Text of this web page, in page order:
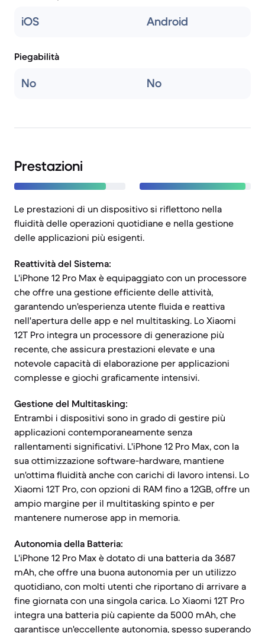
iOS Android
Piegabilità
No No
Prestazioni
Le prestazioni di un dispositivo si riflettono nella
fluidità delle operazioni quotidiane e nella gestione
delle applicazioni più esigenti.
Reattività del Sistema:
L'iPhone 12 Pro Max è equipaggiato con un processore
che offre una gestione efficiente delle attività,
garantendo un'esperienza utente fluida e reattiva
nell'apertura delle app e nel multitasking. Lo Xiaomi
12T Pro integra un processore di generazione più
recente, che assicura prestazioni elevate e una
notevole capacità di elaborazione per applicazioni
complesse e giochi graficamente intensivi.
Gestione del Multitasking:
Entrambi i dispositivi sono in grado di gestire più
applicazioni contemporaneamente senza
rallentamenti significativi. L'iPhone 12 Pro Max, con la
sua ottimizzazione software-hardware, mantiene
un'ottima fluidità anche con carichi di lavoro intensi. Lo
Xiaomi 12T Pro, con opzioni di RAM fino a 12GB, offre un
ampio margine per il multitasking spinto e per
mantenere numerose app in memoria.
Autonomia della Batteria:
L'iPhone 12 Pro Max è dotato di una batteria da 3687
mAh, che offre una buona autonomia per un utilizzo
quotidiano, con molti utenti che riportano di arrivare a
fine giornata con una singola carica. Lo Xiaomi 12T Pro
integra una batteria più capiente da 5000 mAh, che
garantisce un'eccellente autonomia, spesso superando